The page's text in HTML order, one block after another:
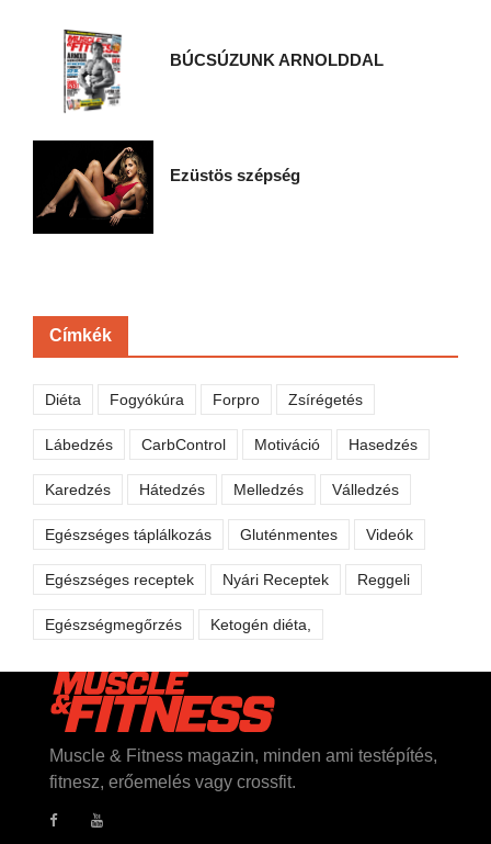
BÚCSÚZUNK ARNOLDDAL
Ezüstös szépség
Címkék
Diéta Fogyókúra Forpro Zsírégetés
Lábedzés CarbControl Motiváció Hasedzés
Karedzés Hátedzés Melledzés Válledzés
Egészséges táplálkozás Gluténmentes Videók
Egészséges receptek Nyári Receptek Reggeli
Egészségmegőrzés Ketogén diéta,
Muscle & Fitness magazin, minden ami testépítés,
fitnesz, erőemelés vagy crossfit.